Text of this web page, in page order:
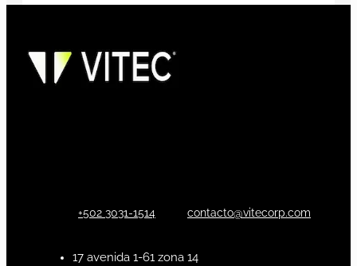
+502 3031-1514 contacto@vitecorp.com
17 avenida 1-61 zona 14